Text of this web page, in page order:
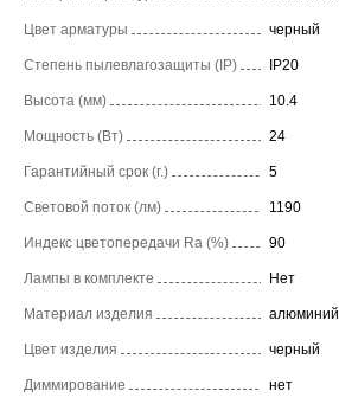
Цвет арматуры черный
Степень пылевлагозащиты (IP) IP20
Высота (мм) 10.4
Мощность (Вт) 24
Гарантийный срок (г.) 5
Световой поток (лм) 1190
Индекс цветопередачи Ra (%) 90
Лампы в комплекте Нет
Материал изделия алюминий
Цвет изделия черный
Диммирование нет